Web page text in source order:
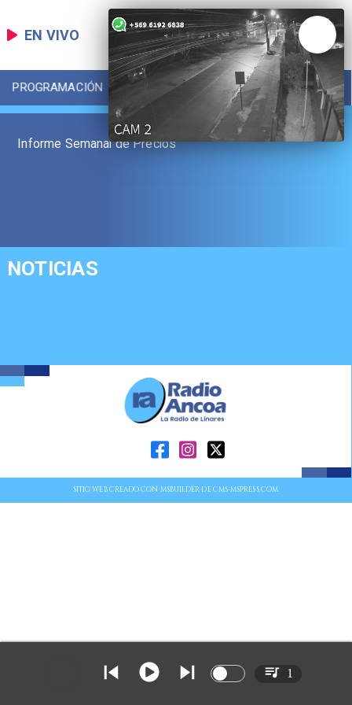
EN VIVO
PROGRAMACIÓN LOCAL DEPORTES
Informe Semanal de Precios
NOTICIAS
SITIO WEB CREADO CON MSBUILDER DE CMS-MSPRESS.COM
1